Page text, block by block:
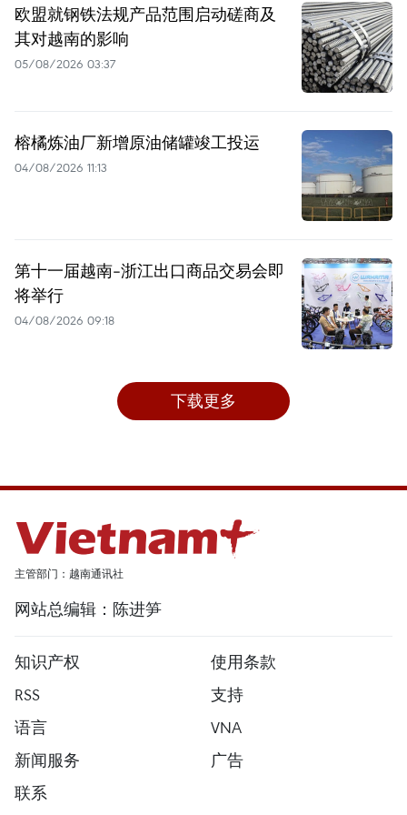
欧盟就钢铁法规产品范围启动磋商及
其对越南的影响
05/08/2026 03:37
榕橘炼油厂新增原油储罐竣工投运
04/08/2026 11:13
第十一届越南-浙江出口商品交易会即
将举行
04/08/2026 09:18
下载更多
主管部门：越南通讯社
网站总编辑：陈进笋
知识产权
使用条款
RSS
支持
语言
VNA
新闻服务
广告
联系